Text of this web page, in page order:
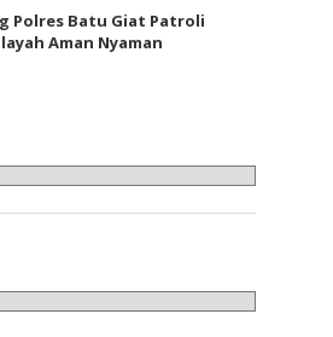
Polres Batu Giat Patroli
Aman Nyaman